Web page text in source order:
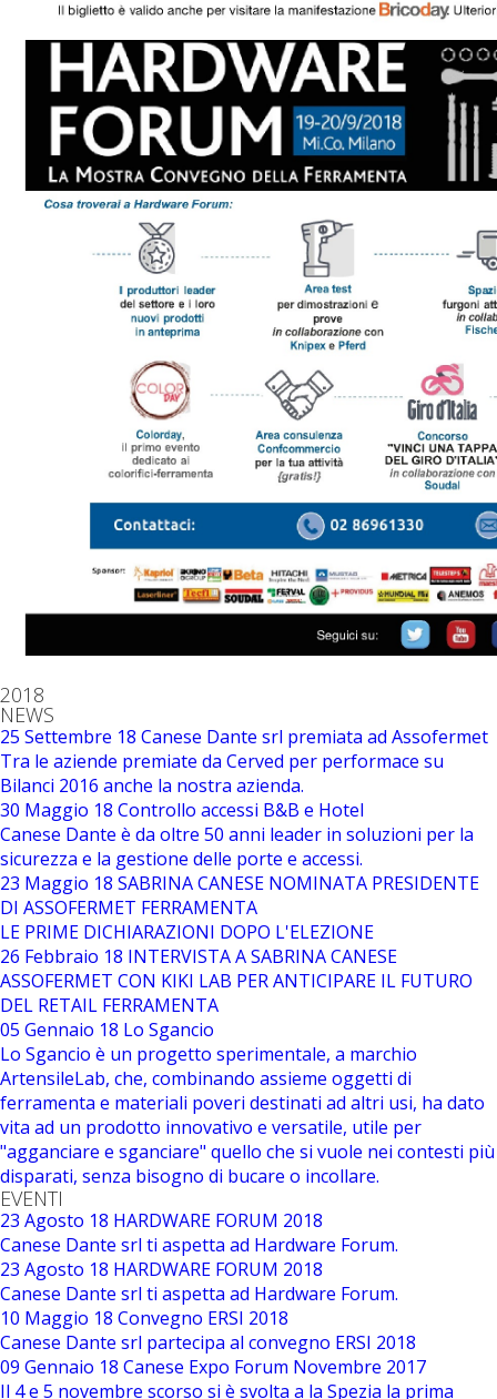
2018
NEWS
25 Settembre 18 Canese Dante srl premiata ad Assofermet
Tra le aziende premiate da Cerved per performace su
Bilanci 2016 anche la nostra azienda.
30 Maggio 18 Controllo accessi B&B e Hotel
Canese Dante è da oltre 50 anni leader in soluzioni per la
sicurezza e la gestione delle porte e accessi.
23 Maggio 18 SABRINA CANESE NOMINATA PRESIDENTE
DI ASSOFERMET FERRAMENTA
LE PRIME DICHIARAZIONI DOPO L'ELEZIONE
26 Febbraio 18 INTERVISTA A SABRINA CANESE
ASSOFERMET CON KIKI LAB PER ANTICIPARE IL FUTURO
DEL RETAIL FERRAMENTA
05 Gennaio 18 Lo Sgancio
Lo Sgancio è un progetto sperimentale, a marchio
ArtensileLab, che, combinando assieme oggetti di
ferramenta e materiali poveri destinati ad altri usi, ha dato
vita ad un prodotto innovativo e versatile, utile per
"agganciare e sganciare" quello che si vuole nei contesti più
disparati, senza bisogno di bucare o incollare.
EVENTI
23 Agosto 18 HARDWARE FORUM 2018
Canese Dante srl ti aspetta ad Hardware Forum.
23 Agosto 18 HARDWARE FORUM 2018
Canese Dante srl ti aspetta ad Hardware Forum.
10 Maggio 18 Convegno ERSI 2018
Canese Dante srl partecipa al convegno ERSI 2018
09 Gennaio 18 Canese Expo Forum Novembre 2017
Il 4 e 5 novembre scorso si è svolta a la Spezia la prima